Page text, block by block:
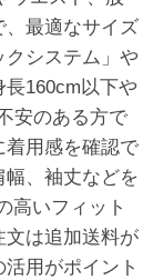
、最適なサイズ
クシステム」や
長160cm以下や
安のある方で
着用感を確認で
幅、袖丈などを
高いフィット
文は追加送料が
用がポイント